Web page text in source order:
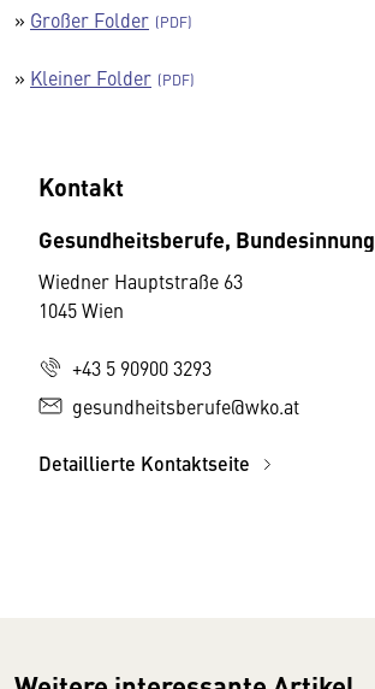
» Großer Folder
» Kleiner Folder
Kontakt
Gesundheitsberufe, Bundesinnung
Wiedner Hauptstraße 63
1045 Wien
+43 5 90900 3293
gesundheitsberufe@wko.at
Detaillierte Kontaktseite